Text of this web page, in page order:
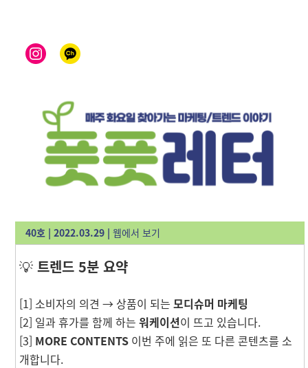
40호 | 2022.03.29 | 웹에서 보기
💡 트렌드 5분 요약
[1] 소비자의 의견 → 상품이 되는 모디슈머 마케팅
[2] 일과 휴가를 함께 하는 워케이션이 뜨고 있습니다.
[3] MORE CONTENTS 이번 주에 읽은 또 다른 콘텐츠를 소
개합니다.